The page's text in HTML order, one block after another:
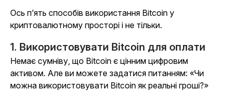
Ось п’ять способів використання Bitcoin у
криптовалютному просторі і не тільки.
1. Використовувати Bitcoin для оплати
Немає сумніву, що Bitcoin є цінним цифровим
активом. Але ви можете задатися питанням: «Чи
можна використовувати Bitcoin як реальні гроші?»